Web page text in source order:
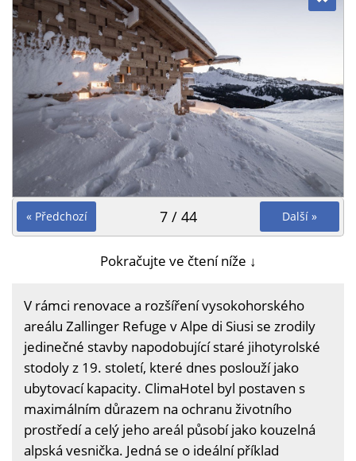
« Předchozí Další »
7 / 44
Pokračujte ve čtení níže ↓
V rámci renovace a rozšíření vysokohorského
areálu Zallinger Refuge v Alpe di Siusi se zrodily
jedinečné stavby napodobující staré jihotyrolské
stodoly z 19. století, které dnes poslouží jako
ubytovací kapacity. ClimaHotel byl postaven s
maximálním důrazem na ochranu životního
prostředí a celý jeho areál působí jako kouzelná
alpská vesnička. Jedná se o ideální příklad